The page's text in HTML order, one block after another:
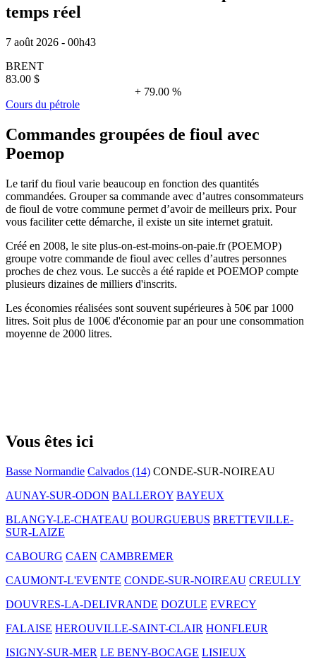
temps réel
7 août 2026 - 00h43
BRENT
83.00 $
+ 79.00 %
Cours du pétrole
Commandes groupées de fioul avec
Poemop
Le tarif du fioul varie beaucoup en fonction des quantités
commandées. Grouper sa commande avec d’autres consommateurs
de fioul de votre commune permet d’avoir de meilleurs prix. Pour
vous faciliter cette démarche, il existe un site internet gratuit.
Créé en 2008, le site plus-on-est-moins-on-paie.fr (POEMOP)
groupe votre commande de fioul avec celles d’autres personnes
proches de chez vous. Le succès a été rapide et POEMOP compte
plusieurs dizaines de milliers d'inscrits.
Les économies réalisées sont souvent supérieures à 50€ par 1000
litres. Soit plus de 100€ d'économie par an pour une consommation
moyenne de 2000 litres.
Vous êtes ici
Basse Normandie Calvados (14) CONDE-SUR-NOIREAU
AUNAY-SUR-ODON BALLEROY BAYEUX
BLANGY-LE-CHATEAU BOURGUEBUS BRETTEVILLE-
SUR-LAIZE
CABOURG CAEN CAMBREMER
CAUMONT-L'EVENTE CONDE-SUR-NOIREAU CREULLY
DOUVRES-LA-DELIVRANDE DOZULE EVRECY
FALAISE HEROUVILLE-SAINT-CLAIR HONFLEUR
ISIGNY-SUR-MER LE BENY-BOCAGE LISIEUX